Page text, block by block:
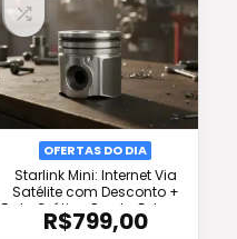
OFERTAS DO DIA
Starlink Mini: Internet Via
Satélite com Desconto +
Frete Grátis e Pronta Entrega
R$799,00